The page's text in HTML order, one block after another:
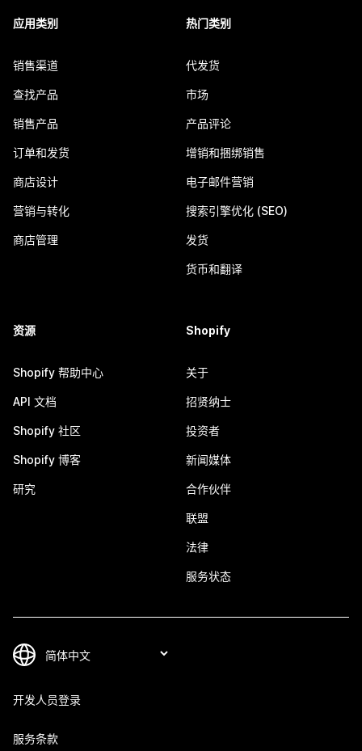
应用类别
销售渠道
查找产品
销售产品
订单和发货
商店设计
营销与转化
商店管理
热门类别
代发货
市场
产品评论
增销和捆绑销售
电子邮件营销
搜索引擎优化 (SEO)
发货
货币和翻译
资源
Shopify 帮助中心
API 文档
Shopify 社区
Shopify 博客
研究
Shopify
关于
招贤纳士
投资者
新闻媒体
合作伙伴
联盟
法律
服务状态
开发人员登录
服务条款